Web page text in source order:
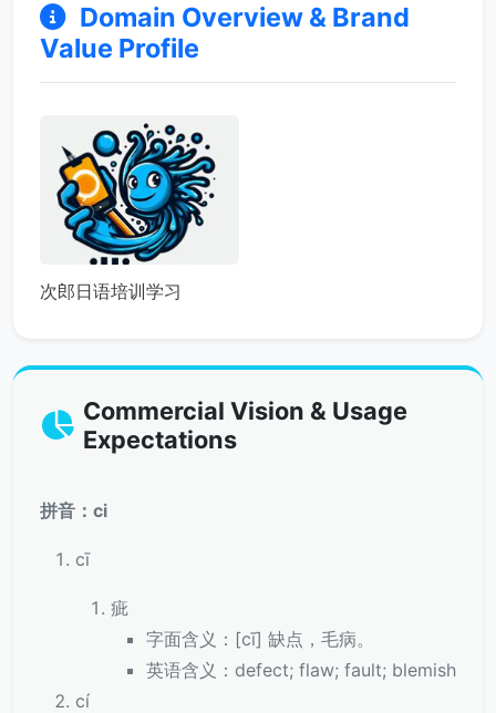
Domain Overview & Brand
Value Profile
次郎日语培训学习
Commercial Vision & Usage
Expectations
拼音：ci
cī
疵
字面含义：[cī] 缺点，毛病。
英语含义：defect; flaw; fault; blemish
cí